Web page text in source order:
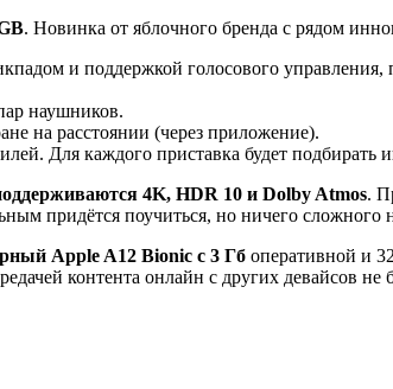
. Новинка от яблочного бренда с рядом
и поддержкой голосового управления,
наушников.
на расстоянии (через приложение).
Для каждого приставка будет подбирать
4K, HDR 10 и Dolby Atmos.
придётся поучиться, но ничего сложного
Apple A12 Bionic с 3 Гб оперативной и
контента онлайн с других девайсов